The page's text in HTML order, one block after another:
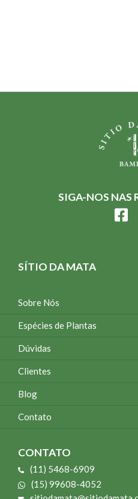
SIGA-NOS NAS
SÍTIO DA MATA
Sobre Nós
Espécies de Plantas
Dúvidas
Clientes
Blog
Contato
CONTATO
(11) 5468-6909
(15) 99608-4052